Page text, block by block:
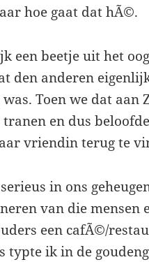
hoe gaat dat hÃ©.
een beetje uit het
den anderen
was. Toen we dat aan
en dus
vriendin terug te
in ons
van die mensen
een cafÃ©/
typte ik in de